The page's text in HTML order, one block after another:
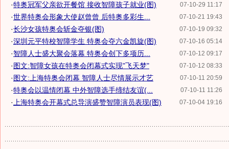
07-10-29 11:17
·特奥冠军父亲欲开餐馆 接收智障孩子就业(图)
07-10-21 19:43
·世界特奥会形象大使赵曾曾 后特奥多彩生...
07-10-19 09:32
·长沙女孩特奥会斩金夺银(图)
07-10-16 05:14
·深圳元平特校智障学生 特奥会夺六金凯旋(图)
07-10-12 09:17
·智障人士盛大聚会落幕 特奥会创下多项历...
07-10-12 08:33
·图文:智障女孩在特奥会闭幕式实现"飞天梦"
07-10-11 20:59
·图文:上海特奥会闭幕 智障人士尽情展示才艺
07-10-11 11:26
·特奥会以温情闭幕 中外智障选手缔结友谊(...
07-10-04 19:16
· 上海特奥会开幕式总导演盛赞智障演员表现(图)